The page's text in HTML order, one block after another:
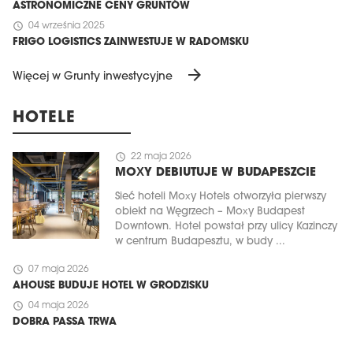
ASTRONOMICZNE CENY GRUNTÓW
schedule 04 września 2025
FRIGO LOGISTICS ZAINWESTUJE W RADOMSKU
Więcej w Grunty inwestycyjne arrow_forward
HOTELE
schedule 22 maja 2026
MOXY DEBIUTUJE W BUDAPESZCIE
Sieć hoteli Moxy Hotels otworzyła pierwszy
obiekt na Węgrzech – Moxy Budapest
Downtown. Hotel powstał przy ulicy Kazinczy
w centrum Budapesztu, w budy ...
schedule 07 maja 2026
AHOUSE BUDUJE HOTEL W GRODZISKU
schedule 04 maja 2026
DOBRA PASSA TRWA